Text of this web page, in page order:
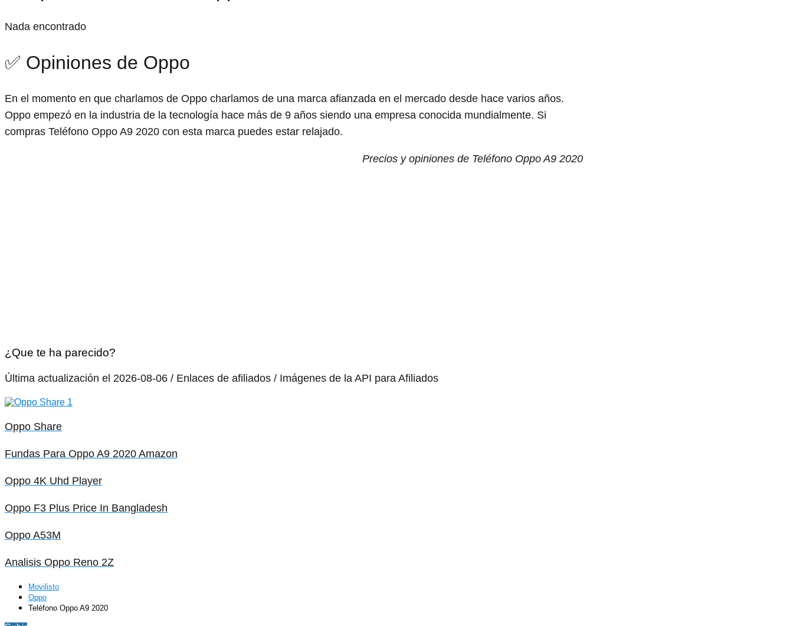
Nada encontrado
✅ Opiniones de Oppo
En el momento en que charlamos de Oppo charlamos de una marca afianzada en el mercado desde hace varios años.
Oppo empezó en la industria de la tecnología hace más de 9 años siendo una empresa conocida mundialmente. Si
compras Teléfono Oppo A9 2020 con esta marca puedes estar relajado.
Precios y opiniones de Teléfono Oppo A9 2020
¿Que te ha parecido?
Última actualización el 2026-08-06 / Enlaces de afiliados / Imágenes de la API para Afiliados
Oppo Share
Fundas Para Oppo A9 2020 Amazon
Oppo 4K Uhd Player
Oppo F3 Plus Price In Bangladesh
Oppo A53M
Analisis Oppo Reno 2Z
Movilisto
Oppo
Teléfono Oppo A9 2020